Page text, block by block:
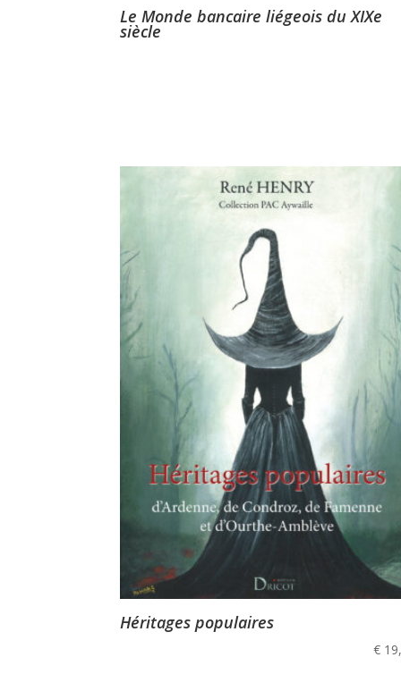
Le Monde bancaire liégeois du XIXe
siècle
Héritages populaires
€